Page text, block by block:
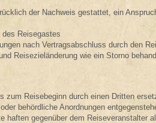
der Nachweis gestattet, ein
des Reisegastes
nach Vertragsabschluss durch den
Reisezieländerung wie ein Storno
zum Reisebeginn durch einen Dritten
behördliche Anordnungen
haften gegenüber dem Reiseveranstalter